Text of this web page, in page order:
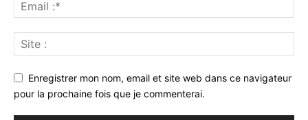
Enregistrer mon nom, email et site web dans ce navigateur
pour la prochaine fois que je commenterai.